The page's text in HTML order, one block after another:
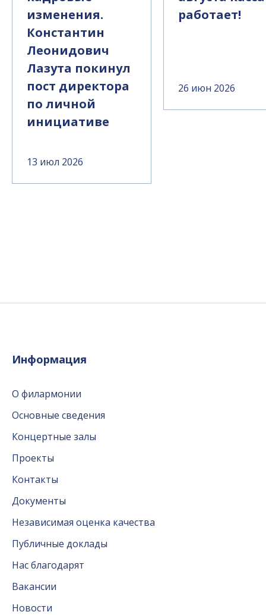
изменения.
Константин
Леонидович
Лазута покинул
пост директора
по личной
инициативе
13 июл 2026
работает!
26 июн 2026
Информация
О филармонии
Основные сведения
Концертные залы
Проекты
Контакты
Документы
Независимая оценка качества
Публичные доклады
Нас благодарят
Вакансии
Новости